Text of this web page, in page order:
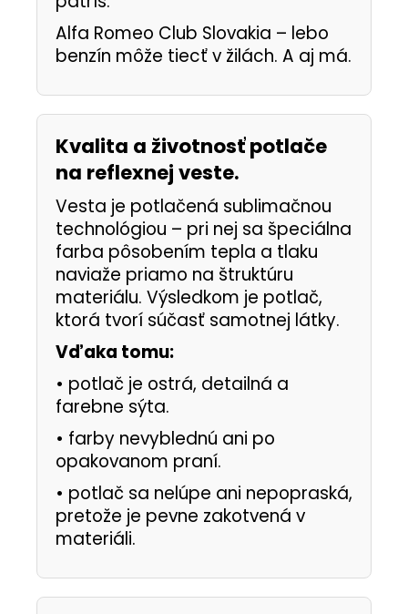
Alfa Romeo Club Slovakia – lebo
benzín môže tiecť v žilách. A aj má.
Kvalita a životnosť potlače
na reflexnej veste.
Vesta je potlačená sublimačnou
technológiou – pri nej sa špeciálna
farba pôsobením tepla a tlaku
naviaže priamo na štruktúru
materiálu. Výsledkom je potlač,
ktorá tvorí súčasť samotnej látky.
Vďaka tomu:
• potlač je ostrá, detailná a
farebne sýta.
• farby nevyblednú ani po
opakovanom praní.
• potlač sa nelúpe ani nepopraská,
pretože je pevne zakotvená v
materiáli.